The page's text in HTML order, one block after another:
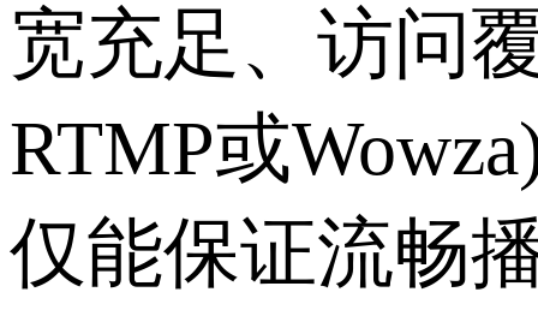
宽充足、访问
RTMP或
仅能保证流畅